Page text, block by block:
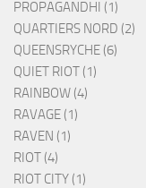
PROPAGANDHI (1)
QUARTIERS NORD (2)
QUEENSRYCHE (6)
QUIET RIOT (1)
RAINBOW (4)
RAVAGE (1)
RAVEN (1)
RIOT (4)
RIOT CITY (1)